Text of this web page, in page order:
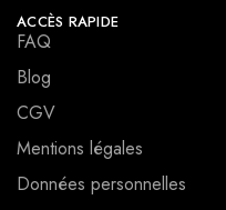
ACCÈS RAPIDE
FAQ
Blog
CGV
Mentions légales
Données personnelles